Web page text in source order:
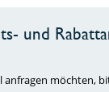
und
anfragen möchten,